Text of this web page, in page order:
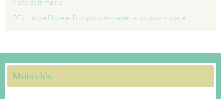
Visite de la mairie
OF – L’école Claire et François d’Assise teste la classe ouverte
Mots clés